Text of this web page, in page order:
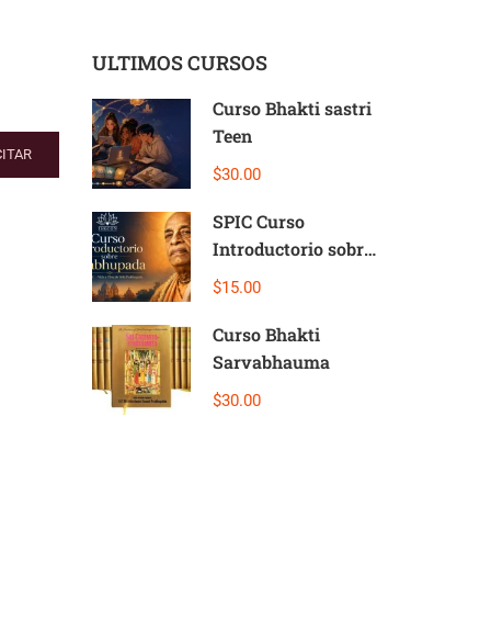
ULTIMOS CURSOS
Curso Bhakti sastri
Teen
$30.00
SPIC Curso
Introductorio sobre
Prabhupada
$15.00
Curso Bhakti
Sarvabhauma
$30.00